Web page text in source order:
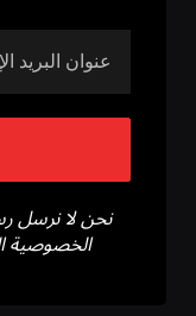
نحن لا نرسل
الخصوصية